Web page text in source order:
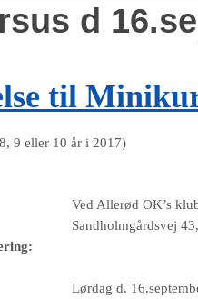
d
til
9 eller 10 år i 2017)
Ved Allerød OK’s
Sandholmgårdsvej
Lørdag d.